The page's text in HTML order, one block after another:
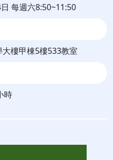
每週六8:50~11:50
樓甲棟5樓533教室
時